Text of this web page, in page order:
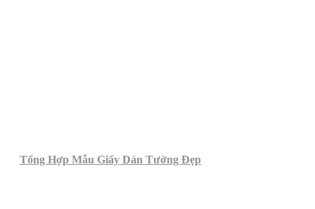
Tổng Hợp Mẫu Giấy Dán Tường Đẹp